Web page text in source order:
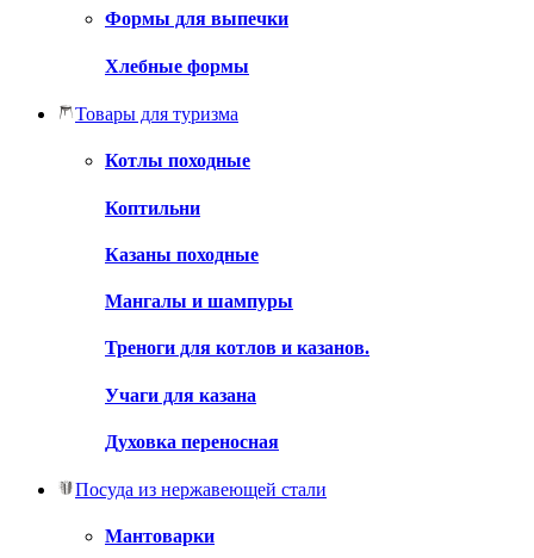
Формы для выпечки
Хлебные формы
Товары для туризма
Котлы походные
Коптильни
Казаны походные
Мангалы и шампуры
Треноги для котлов и казанов.
Учаги для казана
Духовка переносная
Посуда из нержавеющей стали
Мантоварки